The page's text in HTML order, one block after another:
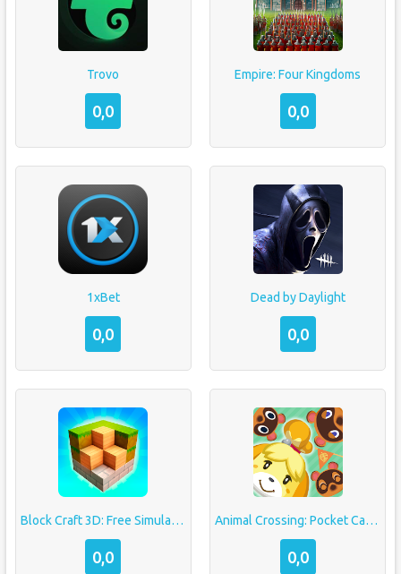
Trovo
0,0
Empire: Four Kingdoms
0,0
1xBet
0,0
Dead by Daylight
0,0
Block Craft 3D: Free Simulator
0,0
Animal Crossing: Pocket Camp
0,0